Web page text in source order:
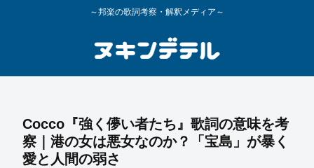
～邦楽の歌詞考察・解釈メディア～
Cocco『強く儚い者たち』歌詞の意味を考
察｜港の女は悪女なのか？「宝島」が暴く
愛と人間の弱さ